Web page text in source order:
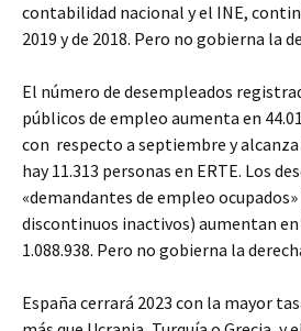
contabilidad nacional y el INE,
2019 y de 2018. Pero no gobierna la
El número de desempleados
públicos de empleo aumenta en
con respecto a septiembre y alcanza
hay 11.313 personas en ERTE. Los
«demandantes de empleo
discontinuos inactivos) aumentan en
1.088.938. Pero no gobierna la
España cerrará 2023 con la mayor